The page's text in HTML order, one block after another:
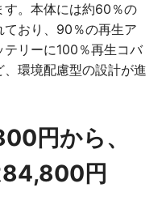
す。本体には約60％の
おり、90％の再生ア
テリーに100％再生コバ
環境配慮型の設計が進
円から、
84,800円